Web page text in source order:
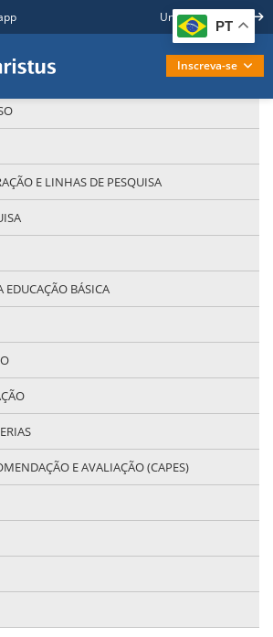
Unichristus online
Inscreva-se
Graduação
Pós-graduação
Mestrado
E LINHAS DE PESQUISA
EDUCAÇÃO BÁSICA
E AVALIAÇÃO (CAPES)
PT